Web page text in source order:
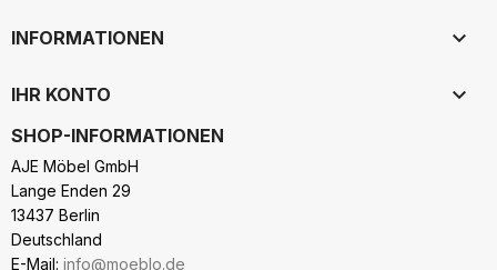
INFORMATIONEN 
IHR KONTO 
SHOP-INFORMATIONEN
AJE Möbel GmbH
Lange Enden 29
13437 Berlin
Deutschland
E-Mail: info@moeblo.de